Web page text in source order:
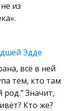
и
из
Эдде
всё в ней
тем, кто там
Значит,
Кто же?